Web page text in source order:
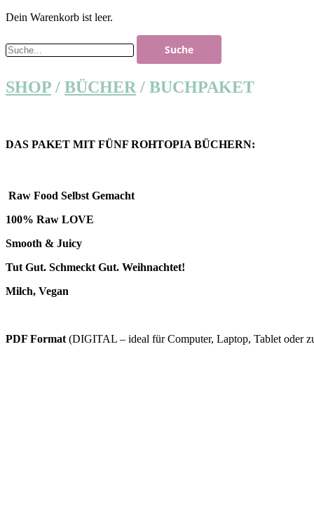
Dein Warenkorb ist leer.
SHOP / BÜCHER / BUCHPAKET
DAS PAKET MIT FÜNF ROHTOPIA BÜCHERN:
Raw Food Selbst Gemacht
100% Raw LOVE
Smooth & Juicy
Tut Gut. Schmeckt Gut. Weihnachtet!
Milch, Vegan
PDF Format (DIGITAL – ideal für Computer, Laptop, Tablet oder